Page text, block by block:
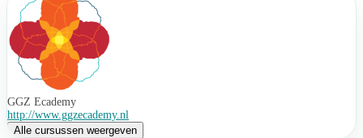
GGZ Ecademy
http://www.ggzecademy.nl
Alle cursussen weergeven